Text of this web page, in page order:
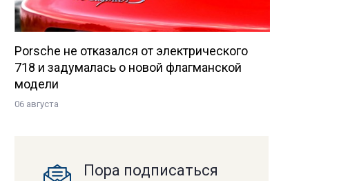
Porsche не отказался от электрического
718 и задумалась о новой флагманской
модели
06 августа
Пора подписаться